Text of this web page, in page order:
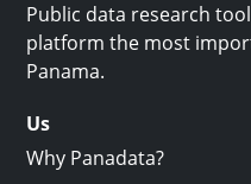
Public data research
platform the most
Panama.
Us
Why Panadata?